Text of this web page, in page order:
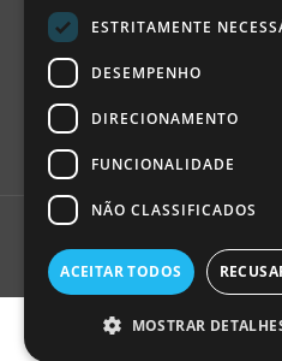
1999 - 2026
Pavilhão do
ESTRITAMENTE
DESEMPENHO
DIRECIONAMENTO
FUNCIONALIDADE
NÃO CLASSIFICADOS
ACEITAR TODOS
MOSTRAR